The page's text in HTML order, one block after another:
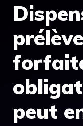
peut